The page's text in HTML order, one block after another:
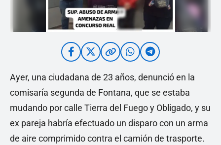
Ayer, una ciudadana de 23 años, denunció en la
comisaría segunda de Fontana, que se estaba
mudando por calle Tierra del Fuego y Obligado, y su
ex pareja habría efectuado un disparo con un arma
de aire comprimido contra el camión de trasporte.